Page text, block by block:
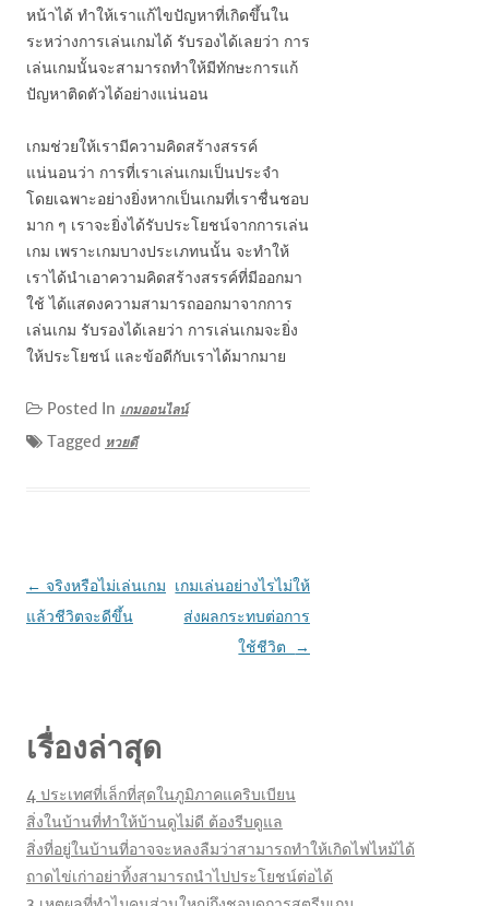
หน้าได้ ทำให้เราแก้ไขปัญหาที่เกิดขึ้นใน
ระหว่างการเล่นเกมได้ รับรองได้เลยว่า การ
เล่นเกมนั้นจะสามารถทำให้มีทักษะการแก้
ปัญหาติดตัวได้อย่างแน่นอน
เกมช่วยให้เรามีความคิดสร้างสรรค์
แน่นอนว่า การที่เราเล่นเกมเป็นประจำ
โดยเฉพาะอย่างยิ่งหากเป็นเกมที่เราชื่นชอบ
มาก ๆ เราจะยิ่งได้รับประโยชน์จากการเล่น
เกม เพราะเกมบางประเภทนนั้น จะทำให้
เราได้นำเอาความคิดสร้างสรรค์ที่มีออกมา
ใช้ ได้แสดงความสามารถออกมาจากการ
เล่นเกม รับรองได้เลยว่า การเล่นเกมจะยิ่ง
ให้ประโยชน์ และข้อดีกับเราได้มากมาย
Posted In เกมออนไลน์
Tagged หวยดี
เมนู
นำทาง
← จริงหรือไม่เล่นเกม
แล้วชีวิตจะดีขึ้น
เกมเล่นอย่างไรไม่ให้
ส่งผลกระทบต่อการ
ใช้ชีวิต →
เรื่องล่าสุด
4 ประเทศที่เล็กที่สุดในภูมิภาคแคริบเบียน
สิ่งในบ้านที่ทำให้บ้านดูไม่ดี ต้องรีบดูแล
สิ่งที่อยู่ในบ้านที่อาจจะหลงลืมว่าสามารถทำให้เกิดไฟไหม้ได้
ถาดไข่เก่าอย่าทิ้งสามารถนำไปประโยชน์ต่อได้